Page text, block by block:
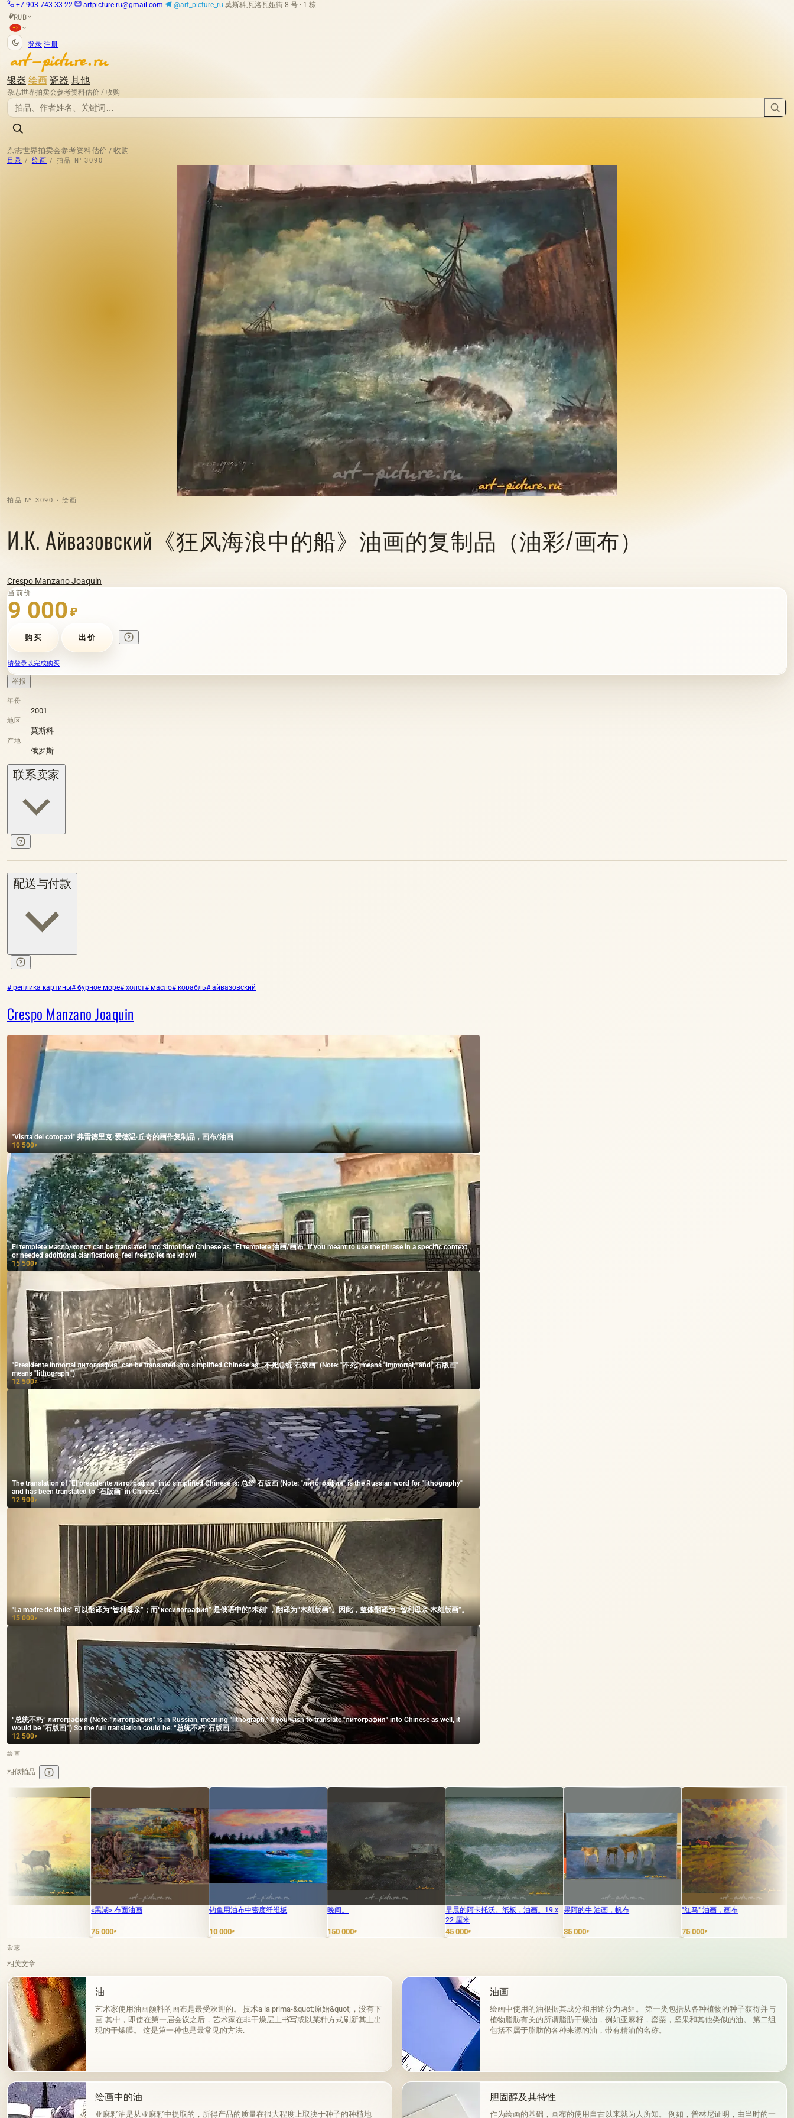
+7 903 743 33 22 artpicture.ru@gmail.com @art_picture_ru 莫斯科,瓦洛瓦娅街 8 号 · 1 栋
₽RUB
登录 注册
银器 绘画 瓷器 其他
杂志世界拍卖会参考资料估价 / 收购
杂志世界拍卖会参考资料估价 / 收购
目录 / 绘画 / 拍品 № 3090
拍品 № 3090 · 绘画
И.К. Айвазовский《狂风海浪中的船》油画的复制品（油彩/画布）
Crespo Manzano Joaquin
当前价
9 000 ₽
购买 出价
请登录以完成购买
举报
年份
2001
地区
莫斯科
产地
俄罗斯
联系卖家
配送与付款
# реплика картины# бурное море# холст# масло# корабль# айвазовский
Crespo Manzano Joaquin
"Visrta del cotopaxi" 弗雷德里克·爱德温·丘奇的画作复制品，画布/油画
10 500₽
El templete масло/холст can be translated into Simplified Chinese as: "El templete 油画/画布" If you meant to use the phrase in a specific context
or needed additional clarifications, feel free to let me know!
15 500₽
"Presidente inmortal литография" can be translated into simplified Chinese as: "不死总统 石版画" (Note: "不死" means "immortal," and "石版画"
means "lithograph.")
12 500₽
The translation of "El presidente литография" into simplified Chinese is: 总统 石版画 (Note: "литография" is the Russian word for "lithography"
and has been translated to "石版画" in Chinese.)
12 900₽
"La madre de Chile" 可以翻译为“智利母亲”；而“кесилография” 是俄语中的“木刻”，翻译为“木刻版画”。因此，整体翻译为 “智利母亲 木刻版画”。
15 000₽
“总统不朽” литография (Note: "литография" is in Russian, meaning "lithograph." If you wish to translate "литография" into Chinese as well, it
would be "石版画.") So the full translation could be: “总统不朽”石版画.
12 500₽
绘画
相似拍品
钓鱼用油布中密度纤维板 晚间。
早晨的阿卡托沃。纸板，油画。19 x
果阿的牛 油画，帆布 "红马" 油画，画布 当紫藤花盛开时。
杂志
相关文章
油
艺术家使用油画颜料的画布是最受欢迎的。 技术a la prima-&quot;原始&quot;，没有下
画-其中，即使在第一届会议之后，艺术家在非干燥层上书写或以某种方式刷新其上出
现的干燥膜。 这是第一种也是最常见的方法.
油画
绘画中使用的油根据其成分和用途分为两组。 第一类包括从各种植物的种子获得并与
植物脂肪有关的所谓脂肪干燥油，例如亚麻籽，罂粟，坚果和其他类似的油。 第二组
包括不属于脂肪的各种来源的油，带有精油的名称。
绘画中的油
亚麻籽油是从亚麻籽中提取的，所得产品的质量在很大程度上取决于种子的种植地
胆固醇及其特性
作为绘画的基础，画布的使用自古以来就为人所知。 例如，普林尼证明，由当时的一